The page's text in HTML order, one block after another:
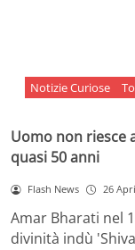
Notizie Curiose
Uomo non riesce
quasi 50 anni
Flash News 26
Amar Bharati nel
divinità indù